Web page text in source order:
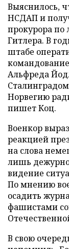
Выяснилось,
НСДАП и
прокурора
Гитлера. В
штабе
Альфреда
Норвегию
пишет Коц.
Военкор
реакцией
на слова
лишь дежурно
видение
По мнению
осадить
фашистами
В свою